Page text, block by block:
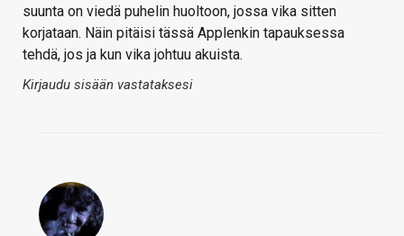
suunta on viedä puhelin huoltoon, jossa vika sitten
korjataan. Näin pitäisi tässä Applenkin tapauksessa
tehdä, jos ja kun vika johtuu akuista.
Kirjaudu sisään vastataksesi